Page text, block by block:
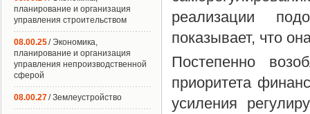
реализации
показывает, что
Постепенно
приоритета
усиления
планирование и организация
управления строительством
08.00.25/ Экономика,
планирование и организация
управления непроизводственной
сферой
08.00.27/ Землеустройство